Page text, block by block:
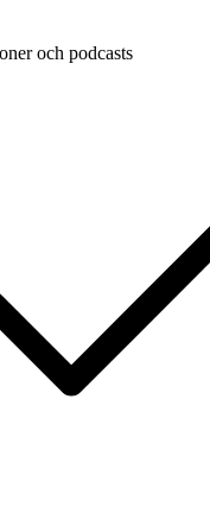
och podcasts